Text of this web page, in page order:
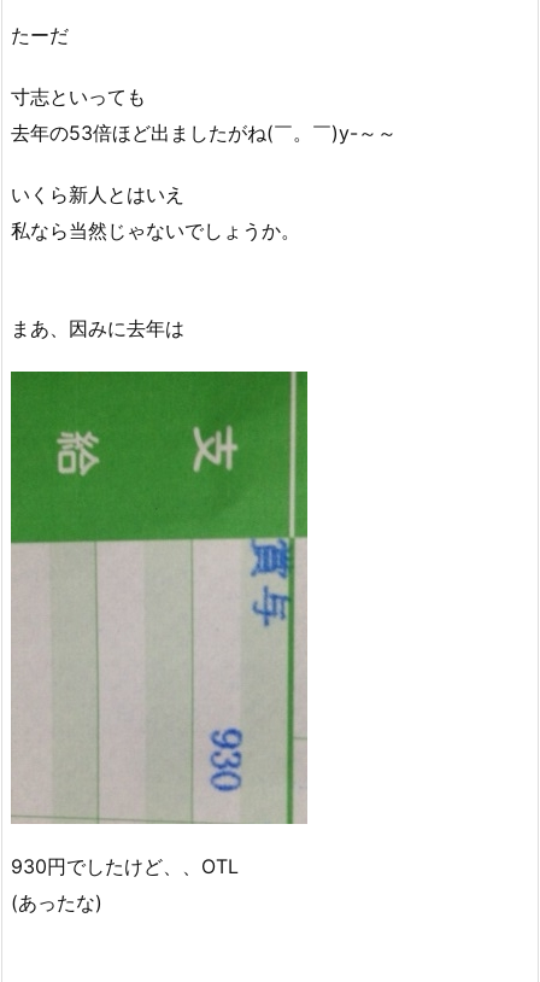
たーだ
寸志といっても
去年の53倍ほど出ましたがね(￣。￣)y-～～
いくら新人とはいえ
私なら当然じゃないでしょうか。
まあ、因みに去年は
930円でしたけど、、OTL
(あったな)